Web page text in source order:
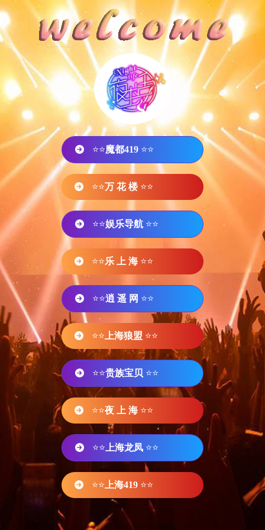
⭐⭐魔都419 ⭐⭐
⭐⭐万 花 楼 ⭐⭐
⭐⭐娱乐导航 ⭐⭐
⭐⭐乐 上 海 ⭐⭐
⭐⭐逍 遥 网 ⭐⭐
⭐⭐ 上海狼盟 ⭐⭐
⭐⭐贵族宝贝 ⭐⭐
⭐⭐夜 上 海 ⭐⭐
⭐⭐ 上海龙凤 ⭐⭐
⭐⭐ 上海419 ⭐⭐